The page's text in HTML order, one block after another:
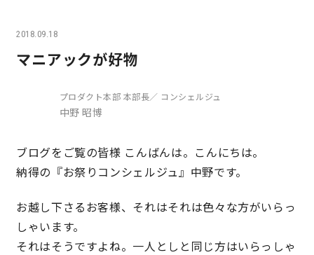
スタッフブログ
営業時間／10:00～20:00 定休日／年末年始
タップで電話をかける
2018.09.18
マニアックが好物
プロダクト本部 本部長／ コンシェルジュ
中野 昭博
ブログをご覧の皆様 こんばんは。こんにちは。
納得の『お祭りコンシェルジュ』中野です。
お越し下さるお客様、それはそれは色々な方がいらっ
しゃいます。
それはそうですよね。一人としと同じ方はいらっしゃ